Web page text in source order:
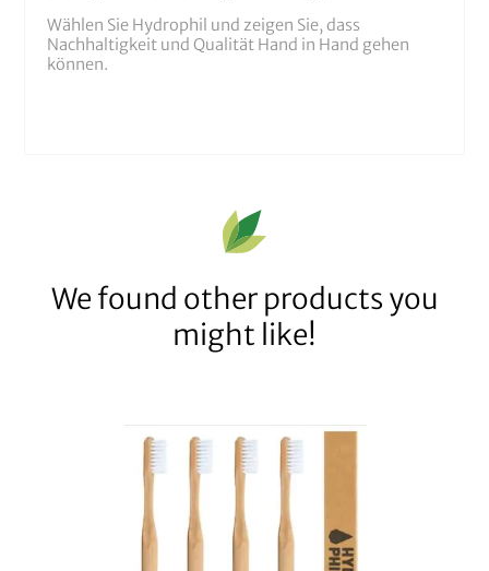
Wählen Sie Hydrophil und zeigen Sie, dass
Nachhaltigkeit und Qualität Hand in Hand gehen
können.
We found other products you
might like!